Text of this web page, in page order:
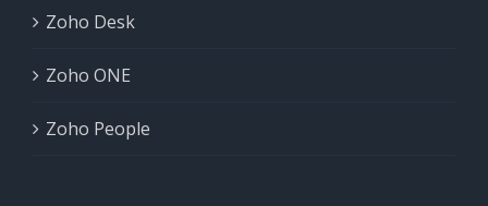
Zoho Desk
Zoho ONE
Zoho People